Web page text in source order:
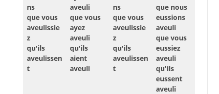
ns
que vous
aveulissie
z
qu'ils
aveulissen
t
aveuli
que vous
ayez
aveuli
qu'ils
aient
aveuli
ns
que vous
aveulissie
z
qu'ils
aveulissen
t
que nous
eussions
aveuli
que vous
eussiez
aveuli
qu'ils
eussent
aveuli